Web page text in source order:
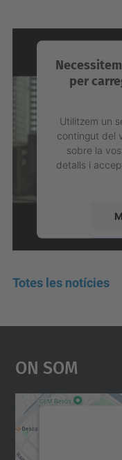
per
Utilitzem un
contingut del
sobre la
detalls i
powered
Totes les notícies
On Som